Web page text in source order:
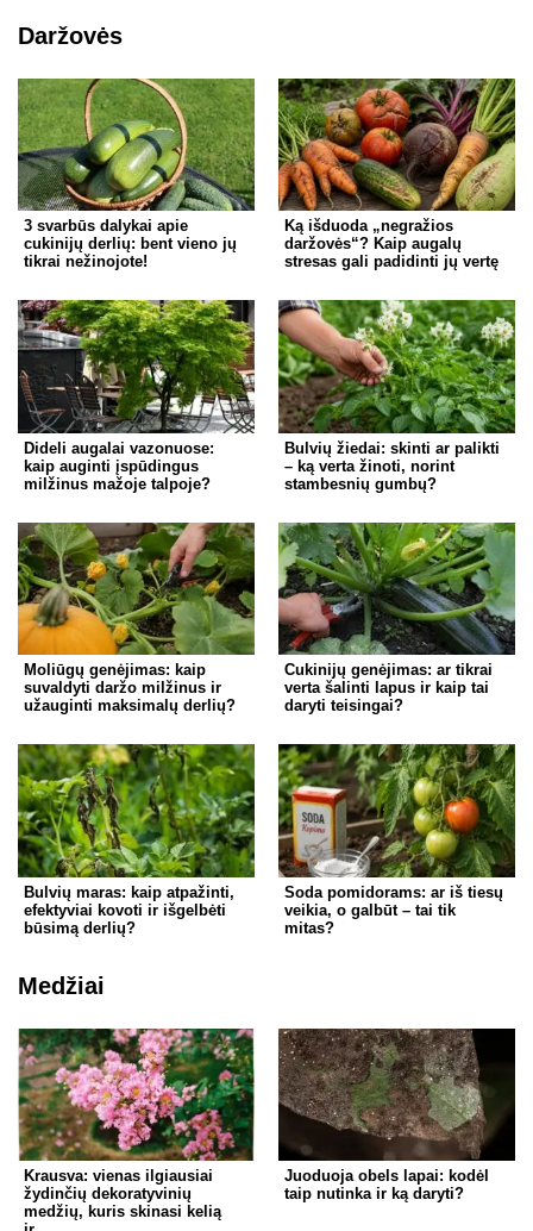
Daržovės
3 svarbūs dalykai apie
cukinijų derlių: bent vieno jų
tikrai nežinojote!
Ką išduoda „negražios
daržovės“? Kaip augalų
stresas gali padidinti jų vertę
Dideli augalai vazonuose:
kaip auginti įspūdingus
milžinus mažoje talpoje?
Bulvių žiedai: skinti ar palikti
– ką verta žinoti, norint
stambesnių gumbų?
Moliūgų genėjimas: kaip
suvaldyti daržo milžinus ir
užauginti maksimalų derlių?
Cukinijų genėjimas: ar tikrai
verta šalinti lapus ir kaip tai
daryti teisingai?
Bulvių maras: kaip atpažinti,
efektyviai kovoti ir išgelbėti
būsimą derlių?
Soda pomidorams: ar iš tiesų
veikia, o galbūt – tai tik
mitas?
Medžiai
Krausva: vienas ilgiausiai
žydinčių dekoratyvinių
medžių, kuris skinasi kelią
Juoduoja obels lapai: kodėl
taip nutinka ir ką daryti?